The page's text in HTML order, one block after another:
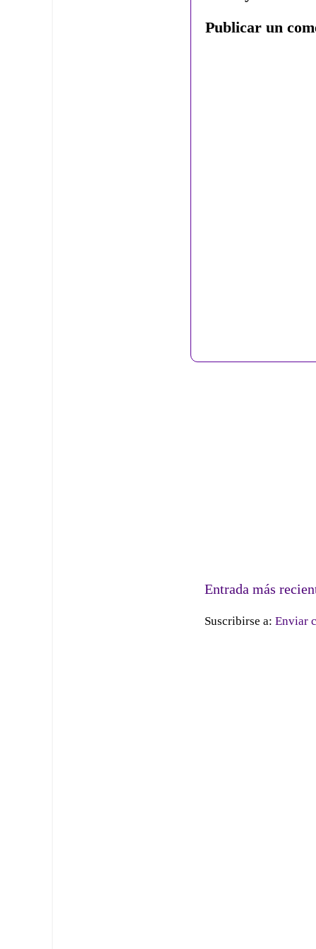
Publicar un
Entrada más
Suscribirse a: Enviar